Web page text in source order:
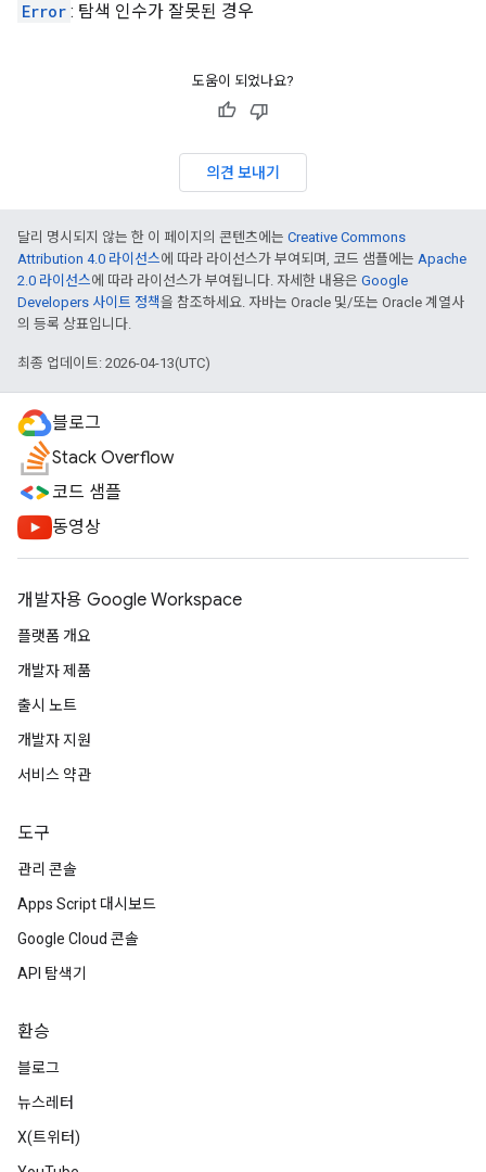
Error : 탐색 인수가 잘못된 경우
도움이 되었나요?
의견 보내기
달리 명시되지 않는 한 이 페이지의 콘텐츠에는 Creative Commons
Attribution 4.0 라이선스에 따라 라이선스가 부여되며, 코드 샘플에는 Apache
2.0 라이선스에 따라 라이선스가 부여됩니다. 자세한 내용은 Google
Developers 사이트 정책을 참조하세요. 자바는 Oracle 및/또는 Oracle 계열사
의 등록 상표입니다.
최종 업데이트: 2026-04-13(UTC)
블로그
Stack Overflow
코드 샘플
동영상
개발자용 Google Workspace
플랫폼 개요
개발자 제품
출시 노트
개발자 지원
서비스 약관
도구
관리 콘솔
Apps Script 대시보드
Google Cloud 콘솔
API 탐색기
환승
블로그
뉴스레터
X(트위터)